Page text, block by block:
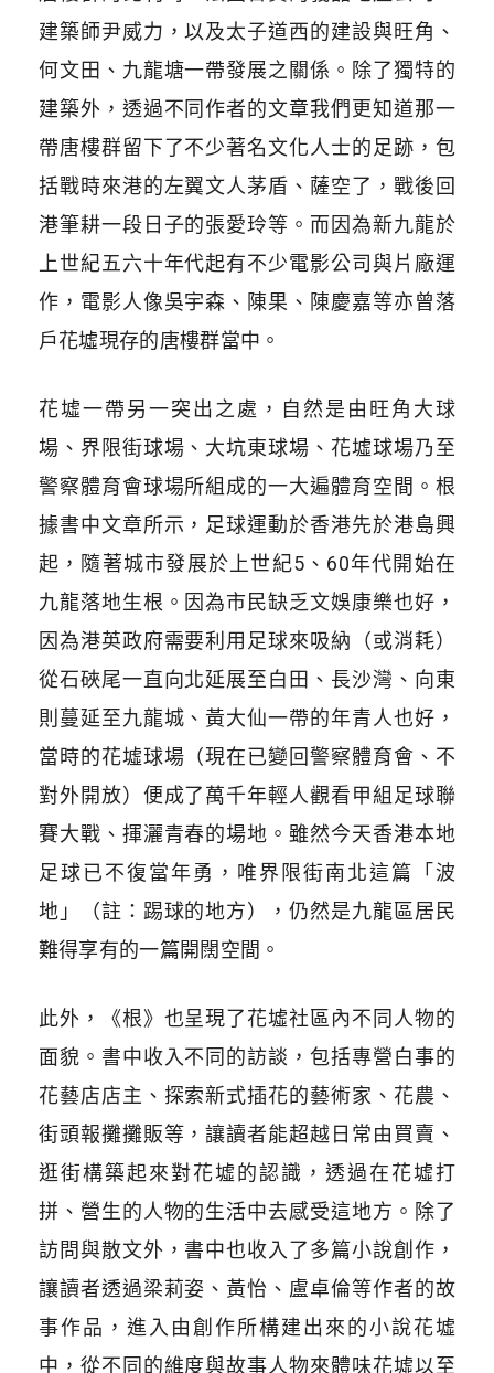
建築師尹威力，以及太子道西的建設與旺角、
何文田、九龍塘一帶發展之關係。除了獨特的
建築外，透過不同作者的文章我們更知道那一
帶唐樓群留下了不少著名文化人士的足跡，包
括戰時來港的左翼文人茅盾、薩空了，戰後回
港筆耕一段日子的張愛玲等。而因為新九龍於
上世紀五六十年代起有不少電影公司與片廠運
作，電影人像吳宇森、陳果、陳慶嘉等亦曾落
戶花墟現存的唐樓群當中。
花墟一帶另一突出之處，自然是由旺角大球
場、界限街球場、大坑東球場、花墟球場乃至
警察體育會球場所組成的一大遍體育空間。根
據書中文章所示，足球運動於香港先於港島興
起，隨著城市發展於上世紀5、60年代開始在
九龍落地生根。因為市民缺乏文娛康樂也好，
因為港英政府需要利用足球來吸納（或消耗）
從石硤尾一直向北延展至白田、長沙灣、向東
則蔓延至九龍城、黃大仙一帶的年青人也好，
當時的花墟球場（現在已變回警察體育會、不
對外開放）便成了萬千年輕人觀看甲組足球聯
賽大戰、揮灑青春的場地。雖然今天香港本地
足球已不復當年勇，唯界限街南北這篇「波
地」
（註：踢球的地方）
，仍然是九龍區居民
難得享有的一篇開闊空間。
此外，《根》也呈現了花墟社區內不同人物的
面貌。書中收入不同的訪談，包括專營白事的
花藝店店主、探索新式插花的藝術家、花農、
街頭報攤攤販等，讓讀者能超越日常由買賣、
逛街構築起來對花墟的認識，透過在花墟打
拼、營生的人物的生活中去感受這地方。除了
訪問與散文外，書中也收入了多篇小說創作，
讓讀者透過梁莉姿、黃怡、盧卓倫等作者的故
事作品，進入由創作所構建出來的小說花墟
中，從不同的維度與故事人物來體味花墟以至